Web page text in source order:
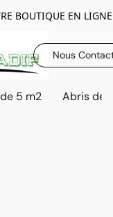
BOUTIQUE EN LIGNE
Nous
5 m2 Abris de